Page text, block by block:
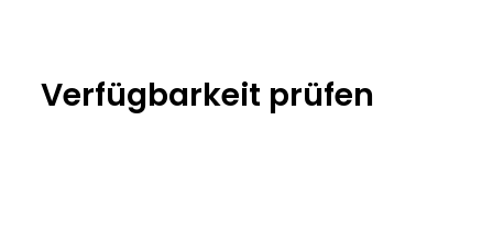
Verfügbarkeit prüfen